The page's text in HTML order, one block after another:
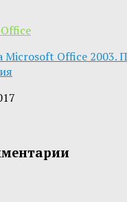
Microsoft Office 2003.